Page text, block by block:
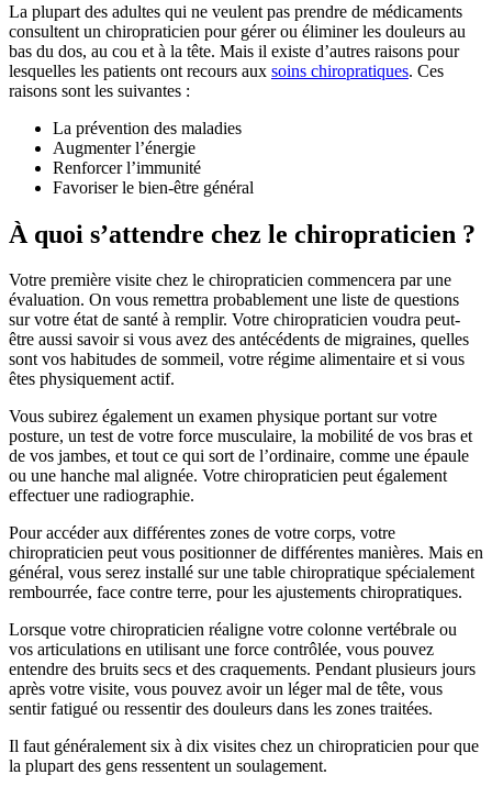
La plupart des adultes qui ne veulent pas prendre de médicaments
consultent un chiropraticien pour gérer ou éliminer les douleurs au
bas du dos, au cou et à la tête. Mais il existe d’autres raisons pour
lesquelles les patients ont recours aux soins chiropratiques. Ces
raisons sont les suivantes :
La prévention des maladies
Augmenter l’énergie
Renforcer l’immunité
Favoriser le bien-être général
À quoi s’attendre chez le chiropraticien ?
Votre première visite chez le chiropraticien commencera par une
évaluation. On vous remettra probablement une liste de questions
sur votre état de santé à remplir. Votre chiropraticien voudra peut-
être aussi savoir si vous avez des antécédents de migraines, quelles
sont vos habitudes de sommeil, votre régime alimentaire et si vous
êtes physiquement actif.
Vous subirez également un examen physique portant sur votre
posture, un test de votre force musculaire, la mobilité de vos bras et
de vos jambes, et tout ce qui sort de l’ordinaire, comme une épaule
ou une hanche mal alignée. Votre chiropraticien peut également
effectuer une radiographie.
Pour accéder aux différentes zones de votre corps, votre
chiropraticien peut vous positionner de différentes manières. Mais en
général, vous serez installé sur une table chiropratique spécialement
rembourrée, face contre terre, pour les ajustements chiropratiques.
Lorsque votre chiropraticien réaligne votre colonne vertébrale ou
vos articulations en utilisant une force contrôlée, vous pouvez
entendre des bruits secs et des craquements. Pendant plusieurs jours
après votre visite, vous pouvez avoir un léger mal de tête, vous
sentir fatigué ou ressentir des douleurs dans les zones traitées.
Il faut généralement six à dix visites chez un chiropraticien pour que
la plupart des gens ressentent un soulagement.